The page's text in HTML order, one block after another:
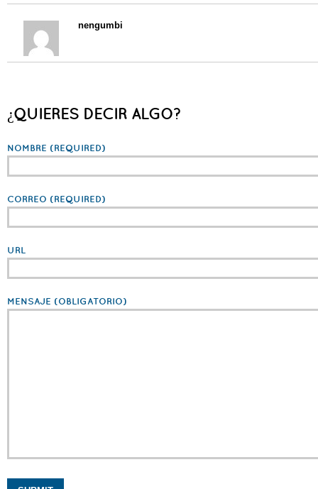
nengumbi
¿QUIERES DECIR ALGO?
NOMBRE (REQUIRED)
CORREO (REQUIRED)
URL
MENSAJE (OBLIGATORIO)